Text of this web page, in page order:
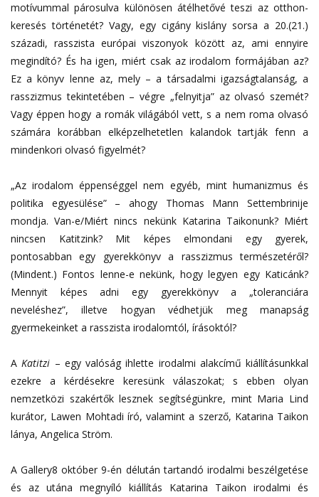
motívummal párosulva különösen átélhetővé teszi az otthon-
keresés történetét? Vagy, egy cigány kislány sorsa a 20.(21.)
századi, rasszista európai viszonyok között az, ami ennyire
megindító? És ha igen, miért csak az irodalom formájában az?
Ez a könyv lenne az, mely – a társadalmi igazságtalanság, a
rasszizmus tekintetében – végre „felnyitja” az olvasó szemét?
Vagy éppen hogy a romák világából vett, s a nem roma olvasó
számára korábban elképzelhetetlen kalandok tartják fenn a
mindenkori olvasó figyelmét?
„Az irodalom éppenséggel nem egyéb, mint humanizmus és
politika egyesülése” – ahogy Thomas Mann Settembrinije
mondja. Van-e/Miért nincs nekünk Katarina Taikonunk? Miért
nincsen Katitzink? Mit képes elmondani egy gyerek,
pontosabban egy gyerekkönyv a rasszizmus természetéről?
(Mindent.) Fontos lenne-e nekünk, hogy legyen egy Katicánk?
Mennyit képes adni egy gyerekkönyv a „toleranciára
neveléshez”, illetve hogyan védhetjük meg manapság
gyermekeinket a rasszista irodalomtól, írásoktól?
AKatitzi – egy valóság ihlette irodalmi alakcímű kiállításunkkal
ezekre a kérdésekre keresünk válaszokat; s ebben olyan
nemzetközi szakértők lesznek segítségünkre, mint Maria Lind
kurátor, Lawen Mohtadi író, valamint a szerző, Katarina Taikon
lánya, Angelica Ström.
A Gallery8 október 9-én délután tartandó irodalmi beszélgetése
és az utána megnyíló kiállítás Katarina Taikon irodalmi és